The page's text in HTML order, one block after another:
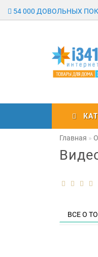
54 000 ДОВОЛЬНЫХ
Главная
ВСЕ О